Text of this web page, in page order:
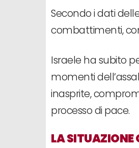
Secondo i dati
combattimenti,
Israele ha subito
momenti
inasprite,
processo di pace.
LA SITUAZIONE